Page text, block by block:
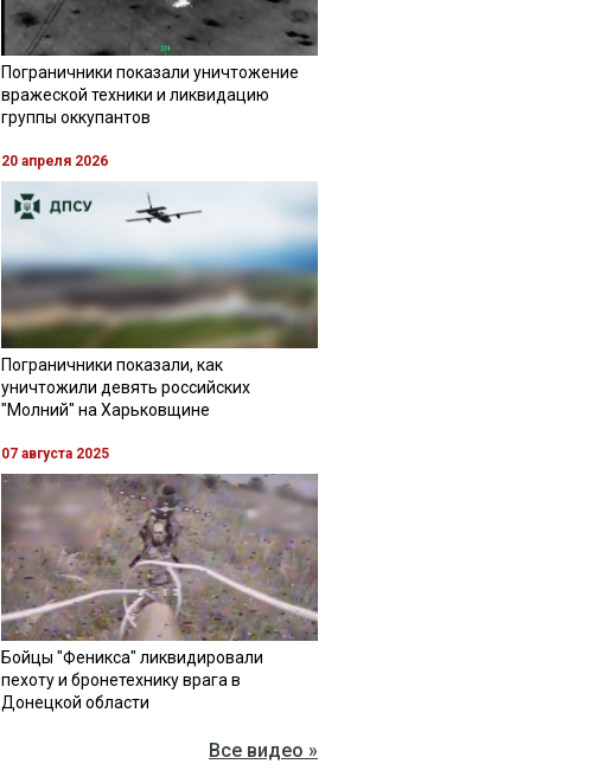
Пограничники показали уничтожение
вражеской техники и ликвидацию
группы оккупантов
20 апреля 2026
Пограничники показали, как
уничтожили девять российских
"Молний" на Харьковщине
07 августа 2025
Бойцы "Феникса" ликвидировали
пехоту и бронетехнику врага в
Донецкой области
Все видео »